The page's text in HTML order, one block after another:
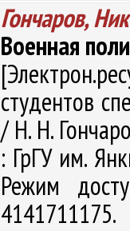
Гончаров,
Военная
студентов
/ Н. Н.
: ГрГУ им.
Режим
4141711175.